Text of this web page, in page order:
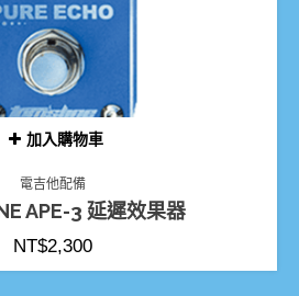
加入購物車
電吉他配備
APE-3 延遲效果器
NT$2,300